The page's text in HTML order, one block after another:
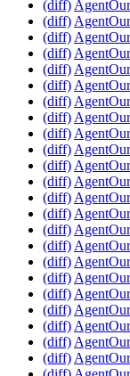
(diff)
(diff)
(diff)
(diff)
(diff)
(diff)
(diff)
(diff)
(diff)
(diff)
(diff)
(diff)
(diff)
(diff)
(diff)
(diff)
(diff)
(diff)
(diff)
(diff)
(diff)
(diff)
(diff)